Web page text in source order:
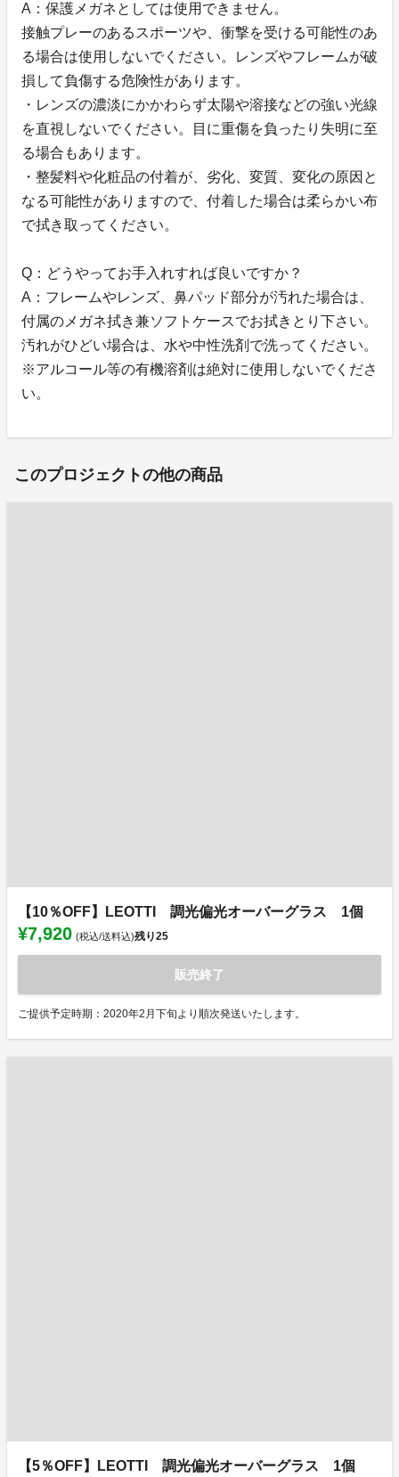
A：保護メガネとしては使用できません。
接触プレーのあるスポーツや、衝撃を受ける可能性のあ
る場合は使用しないでください。レンズやフレームが破
損して負傷する危険性があります。
・レンズの濃淡にかかわらず太陽や溶接などの強い光線
を直視しないでください。目に重傷を負ったり失明に至
る場合もあります。
・整髪料や化粧品の付着が、劣化、変質、変化の原因と
なる可能性がありますので、付着した場合は柔らかい布
で拭き取ってください。
Q：どうやってお手入れすれば良いですか？
A：フレームやレンズ、鼻パッド部分が汚れた場合は、
付属のメガネ拭き兼ソフトケースでお拭きとり下さい。
汚れがひどい場合は、水や中性洗剤で洗ってください。
※アルコール等の有機溶剤は絶対に使用しないでくださ
い。
このプロジェクトの他の商品
【10％OFF】LEOTTI 調光偏光オーバーグラス 1個
¥7,920 (税込/送料込)残り25
販売終了
ご提供予定時期：2020年2月下旬より順次発送いたします。
【5％OFF】LEOTTI 調光偏光オーバーグラス 1個